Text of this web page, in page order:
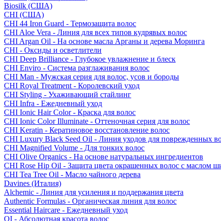
Biosilk (США)
CHI (США)
CHI 44 Iron Guard - Термозащита волос
CHI Aloe Vera - Линия для всех типов кудрявых волос
CHI Argan Oil - На основе масла Арганы и дерева Моринга
CHI - Оксиды и осветлители
CHI Deep Brilliance - Глубокое увлажнение и блеск
CHI Enviro - Система разглаживания волос
CHI Man - Мужская серия для волос, усов и бороды
CHI Royal Treatment - Королевский уход
CHI Styling - Ухаживающий стайлинг
CHI Infra - Ежедневный уход
CHI Ionic Hair Color - Краска для волос
CHI Ionic Color Illuminate - Оттеночная серия для волос
CHI Keratin - Кератиновое восстановление волос
CHI Luxury Black Seed Oil - Линия уходов для поврежденных
CHI Magnified Volume - Для тонких волос
CHI Olive Organics - На основе натуральных ингредиентов
CHI Rose Hip Oil - Защита цвета окрашенных волос с маслом
CHI Tea Tree Oil - Масло чайного дерева
Davines (Италия)
Alchemic - Линия для усиления и поддержания цвета
Authentic Formulas - Органическая линия для волос
Essential Haircare - Eжедневный уход
OI - Абсолютная красота волос